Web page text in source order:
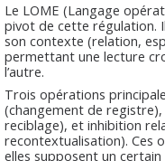
Le LOME (Langage
pivot de cette régulation.
son contexte (relation,
permettant une lecture
l’autre.
Trois opérations
(changement de
reciblage), et inhibition
recontextualisation). Ces
elles supposent un